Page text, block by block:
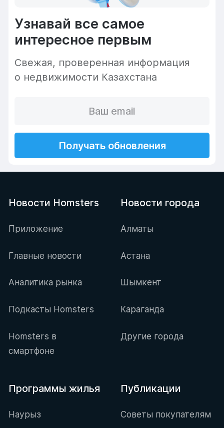
Узнавай все самое
интересное первым
Cвежая, проверенная информация
о недвижимости Казахстана
Получать обновления
Новости Homsters
Приложение
Главные новости
Аналитика рынка
Подкасты Homsters
Homsters в
смартфоне
Новости города
Алматы
Астана
Шымкент
Караганда
Другие города
Программы жилья
Наурыз
Публикации
Советы покупателям